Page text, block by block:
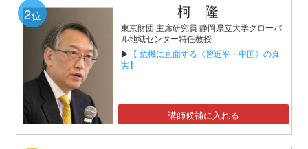
2位 柯 隆
東京財団 主席研究員 静岡県立大学グローバ
ル地域センター特任教授
▶ 【 危機に直面する《習近平・中国》の真
実】
講師候補に入れる